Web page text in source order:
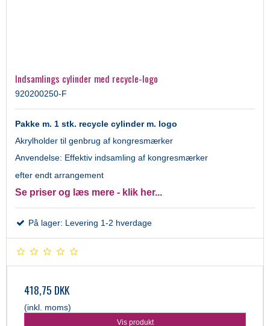
Indsamlings cylinder med recycle-logo
920200250-F
Pakke m. 1 stk. recycle cylinder m. logo
Akrylholder til genbrug af kongresmærker
Anvendelse: Effektiv indsamling af kongresmærker
efter endt arrangement
Se priser og læs mere - klik her...
På lager: Levering 1-2 hverdage
418,75 DKK
(inkl. moms)
Vis produkt